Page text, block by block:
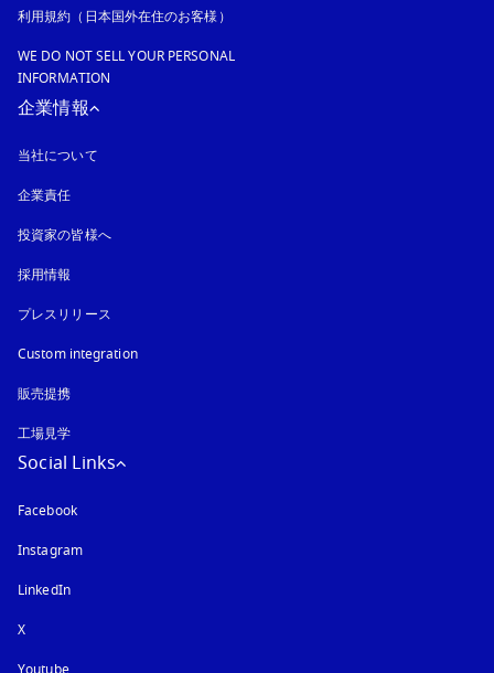
利用規約（日本国外在住のお客様）
WE DO NOT SELL YOUR PERSONAL
INFORMATION
企業情報
当社について
企業責任
投資家の皆様へ
採用情報
プレスリリース
Custom integration
販売提携
工場見学
Social Links
Facebook
Instagram新しいタブに表示されます
LinkedIn
X